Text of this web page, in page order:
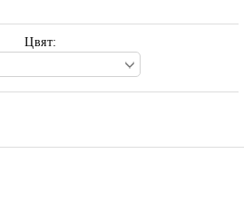
Цвят: